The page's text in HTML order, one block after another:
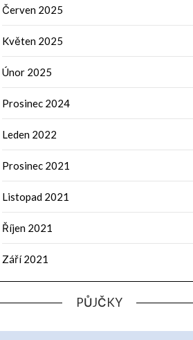
Červen 2025
Květen 2025
Únor 2025
Prosinec 2024
Leden 2022
Prosinec 2021
Listopad 2021
Říjen 2021
Září 2021
PŮJČKY